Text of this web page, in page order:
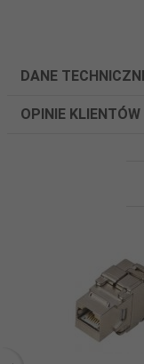
DANE
OPINIE KLIENTÓW